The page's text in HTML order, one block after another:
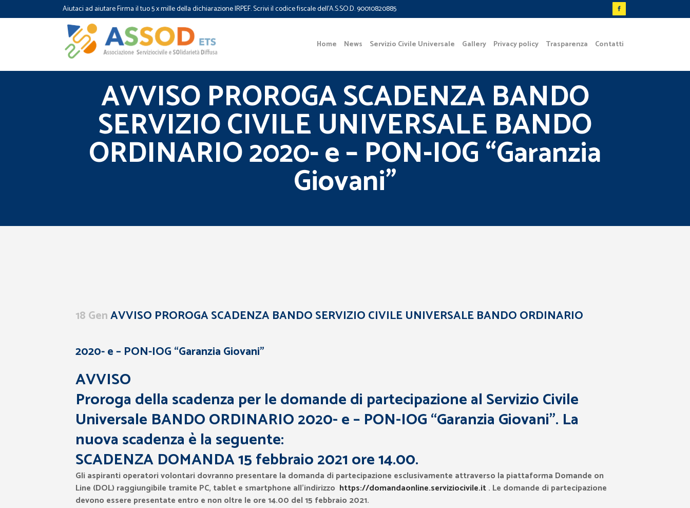
Aiutaci ad aiutare Firma il tuo 5 x mille della dichiarazione IRPEF. Scrivi il codice fiscale dell'A.S.SO.D. 90010820885
Home News Servizio Civile Universale Gallery Privacy policy Trasparenza Contatti
AVVISO PROROGA SCADENZA BANDO
SERVIZIO CIVILE UNIVERSALE BANDO
ORDINARIO 2020- e – PON-IOG “Garanzia
Giovani”
18 GenAVVISO PROROGA SCADENZA BANDO SERVIZIO CIVILE UNIVERSALE BANDO ORDINARIO
2020- e – PON-IOG “Garanzia Giovani”
AVVISO
Proroga della scadenza per le domande di partecipazione al Servizio Civile
Universale BANDO ORDINARIO 2020- e – PON-IOG “Garanzia Giovani”. La
nuova scadenza è la seguente:
SCADENZA DOMANDA 15 febbraio 2021 ore 14.00.
Gli aspiranti operatori volontari dovranno presentare la domanda di partecipazione esclusivamente attraverso la piattaforma Domande on
Line (DOL) raggiungibile tramite PC, tablet e smartphone all’indirizzo https://domandaonline.serviziocivile.it. Le domande di partecipazione
devono essere presentate entro e non oltre le ore 14.00 del 15 febbraio 2021.